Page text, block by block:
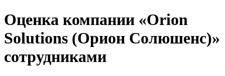
Оценка компании «Orion
Solutions (Орион Солюшенс)»
сотрудниками